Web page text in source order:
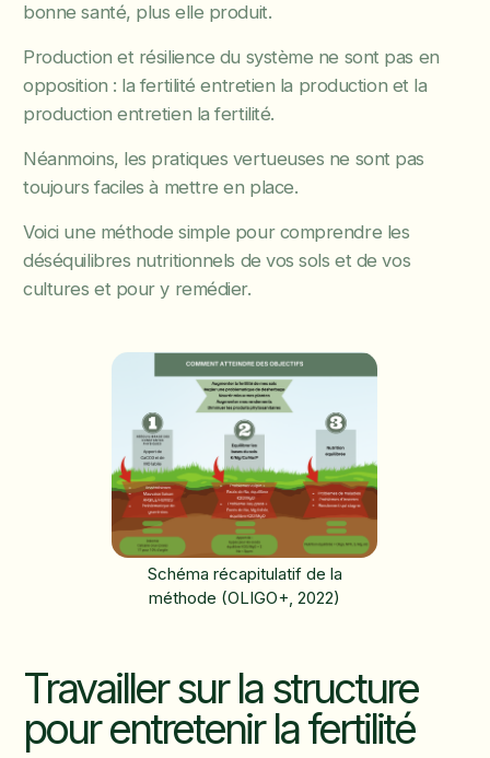
bonne santé, plus elle produit.
Production et résilience du système ne sont pas en
opposition : la fertilité entretien la production et la
production entretien la fertilité.
Néanmoins, les pratiques vertueuses ne sont pas
toujours faciles à mettre en place.
Voici une méthode simple pour comprendre les
déséquilibres nutritionnels de vos sols et de vos
cultures et pour y remédier.
Schéma récapitulatif de la
méthode (OLIGO+, 2022)
Travailler sur la structure
pour entretenir la fertilité